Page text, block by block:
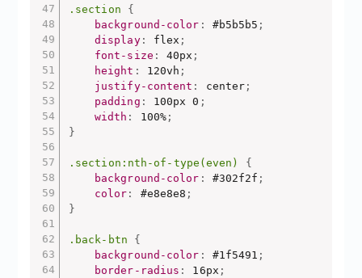
.section
{
background-color : #b5b5b5 ;
display: flex ;
font-size : 40px ;
height : 120vh ;
justify-content : center ;
padding : 100px 0 ;
width : 100% ;
}
.section:nth-of-type(even)
{
background-color : #302f2f ;
color : #e8e8e8 ;
}
.back-btn
{
background-color : #1f5491 ;
border-radius : 16px ;